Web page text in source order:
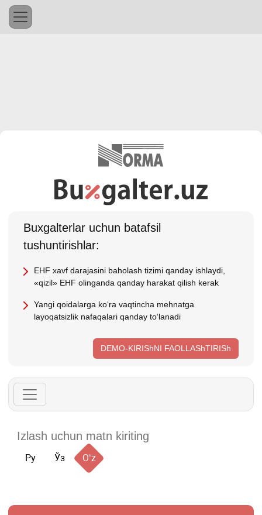
Buхgalterlar uchun batafsil
tushuntirishlar:
EHF хavf darajasini baholash tizimi qanday ishlaydi,
«qizil» EHF olinganda qanday harakat qilish kerak
Yangi qoidalarga koʻra vaqtincha mehnatga
layoqatsizlik nafaqalari qanday toʻlanadi
DEMO-KIRIShNI FAOLLAShTIRISh
Ру Ўз Oʻz